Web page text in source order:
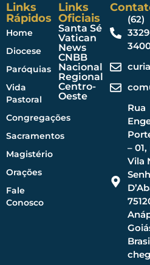
Links
Rápidos
Home
Diocese
Paróquias
Vida
Pastoral
Congregações
Sacramentos
Magistério
Orações
Fale
Conosco
Links
Oficiais
Santa Sé
Vatican
News
CNBB
Nacional
Regional
Centro-
Oeste
(62)
Rua
– 01,
Vila